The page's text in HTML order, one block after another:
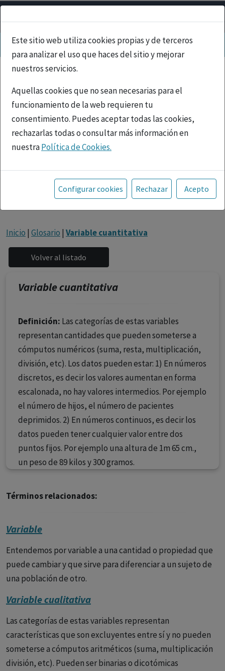
Este sitio web utiliza cookies propias y de terceros
para analizar el uso que haces del sitio y mejorar
nuestros servicios.
Aquellas cookies que no sean necesarias para el
funcionamiento de la web requieren tu
consentimiento. Puedes aceptar todas las cookies,
rechazarlas todas o consultar más información en
nuestraPolítica de Cookies.
Toda la información incluida en la Página Web está
referida a productos del mercado español y, por
tanto, dirigida a profesionales sanitarios legalmente
facultados para prescribir o dispensar medicamentos
fármacos se facilita a título meramente informativo,
siendo responsabilidad de los profesionales
facultados prescribir medicamentos y decidir, en cada
caso concreto, el tratamiento más adecuado a las
Configurar cookies Rechazar Acepto
Inicio | Glosario | Variable cuantitativa
Variable cuantitativa
Definición: Las categorías de estas variables
representan cantidades que pueden someterse a
cómputos numéricos (suma, resta, multiplicación,
división, etc). Los datos pueden estar: 1) En números
discretos, es decir los valores aumentan en forma
escalonada, no hay valores intermedios. Por ejemplo
el número de hijos, el número de pacientes
deprimidos. 2) En números continuos, es decir los
datos pueden tener cualquier valor entre dos
puntos fijos. Por ejemplo una altura de 1m 65 cm.,
un peso de 89 kilos y 300 gramos.
Términos relacionados:
Variable
Entendemos por variable a una cantidad o propiedad que
puede cambiar y que sirve para diferenciar a un sujeto de
una población de otro.
Variable cualitativa
Las categorías de estas variables representan
características que son excluyentes entre sí y no pueden
someterse a cómputos aritméticos (suma, multiplicación
división, etc). Pueden ser binarias o dicotómicas